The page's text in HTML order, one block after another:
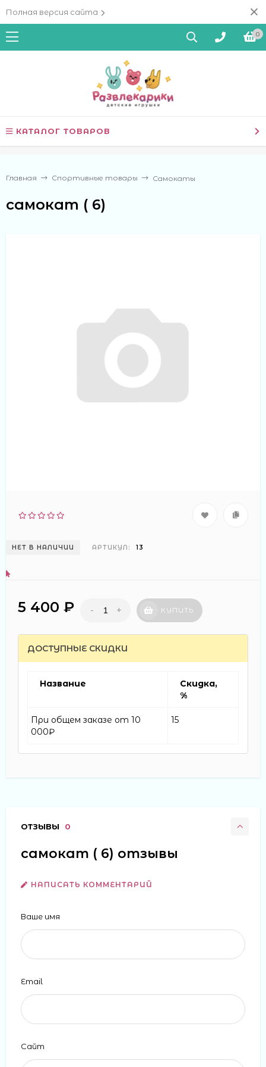
Полная версия сайта
0
КАТАЛОГ ТОВАРОВ
Главная Спортивные товары Самокаты
самокат ( 6)
НЕТ В НАЛИЧИИ АРТИКУЛ: 13
5 400 ₽ - + КУПИТЬ
ДОСТУПНЫЕ СКИДКИ
Название
Скидка,
%
При общем заказе от 10
000₽
15
ОТЗЫВЫ 0
самокат ( 6) отзывы
НАПИСАТЬ КОММЕНТАРИЙ
Ваше имя
Email
Сайт